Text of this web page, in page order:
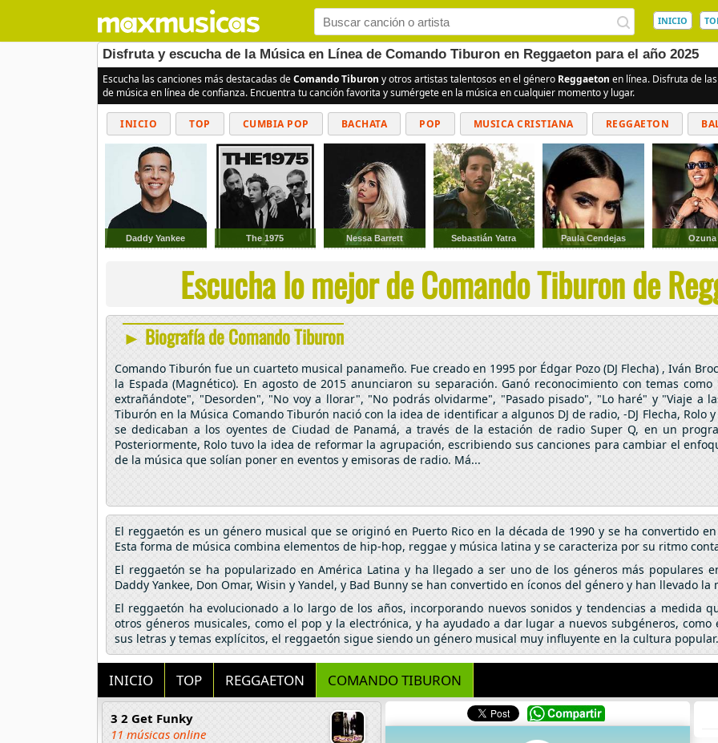
INICIO
Disfruta y escucha de la Música en Línea de Comando Tiburon en Reggaeton para el año 2025
Escucha las canciones más destacadas deComando Tiburon y otros artistas talentosos en el género Reggaeton en línea. Disfruta de
de música en línea de confianza. Encuentra tu canción favorita y sumérgete en la música en cualquier momento y lugar.
INICIO TOP CUMBIA POP BACHATA POP MUSICA CRISTIANA REGGAETON
CUMBIAS
Daddy Yankee The 1975 Nessa Barrett Sebastián Yatra Paula Cendejas Ozuna
Escucha lo mejor de Comando Tiburon de
► Biografía de Comando Tiburon
Comando Tiburón fue un cuarteto musical panameño. Fue creado en 1995 por Édgar Pozo (DJ Flecha) , Iván
la Espada (Magnético). En agosto de 2015 anunciaron su separación. Ganó reconocimiento con temas
extrañándote", "Desorden", "No voy a llorar", "No podrás olvidarme", "Pasado pisado", "Lo haré" y "Viaje a
Tiburón en la Música Comando Tiburón nació con la idea de identificar a algunos DJ de radio, -DJ Flecha, Rolo
se dedicaban a los oyentes de Ciudad de Panamá, a través de la estación de radio Super Q, en un
Posteriormente, Rolo tuvo la idea de reformar la agrupación, escribiendo sus canciones para cambiar el
de la música que solían poner en eventos y emisoras de radio. Má...
El reggaetón es un género musical que se originó en Puerto Rico en la década de 1990 y se ha convertido
Esta forma de música combina elementos de hip-hop, reggae y música latina y se caracteriza por su ritmo
El reggaetón se ha popularizado en América Latina y ha llegado a ser uno de los géneros más populares
Daddy Yankee, Don Omar, Wisin y Yandel, y Bad Bunny se han convertido en íconos del género y han llevado
El reggaetón ha evolucionado a lo largo de los años, incorporando nuevos sonidos y tendencias a medida
otros géneros musicales, como el pop y la electrónica, y ha ayudado a dar lugar a nuevos subgéneros,
sus letras y temas explícitos, el reggaetón sigue siendo un género musical muy influyente en la cultura popular.
INICIO TOP REGGAETON COMANDO TIBURON
3 2 Get Funky
11 músicas online